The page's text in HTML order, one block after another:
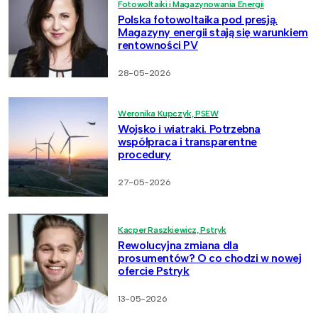
Fotowoltaiki i Magazynowania Energii
Polska fotowoltaika pod presją.
Magazyny energii stają się warunkiem
rentowności PV
28-05-2026
Weronika Kupczyk, PSEW
Wojsko i wiatraki. Potrzebna
współpraca i transparentne
procedury
27-05-2026
Kacper Raszkiewicz, Pstryk
Rewolucyjna zmiana dla
prosumentów? O co chodzi w nowej
ofercie Pstryk
13-05-2026